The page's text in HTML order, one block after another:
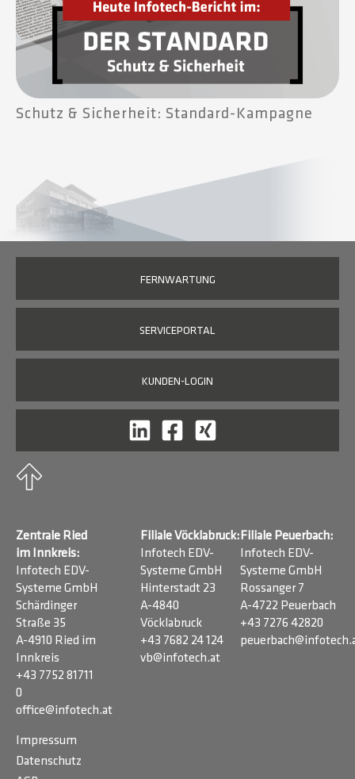
Schutz & Sicherheit: Standard-Kampagne
FERNWARTUNG
SERVICEPORTAL
KUNDEN-LOGIN
Zentrale Ried
im Innkreis:
Infotech EDV-
Systeme GmbH
Schärdinger
Straße 35
A-4910 Ried im
Innkreis
+43 7752 81711
0
office@infotech.at
Filiale Vöcklabruck:
Infotech EDV-
Systeme GmbH
Hinterstadt 23
A-4840
Vöcklabruck
+43 7682 24 124
vb@infotech.at
Filiale Peuerbach:
Infotech EDV-
Systeme GmbH
Rossanger 7
A-4722 Peuerbach
+43 7276 42820
Impressum
Datenschutz